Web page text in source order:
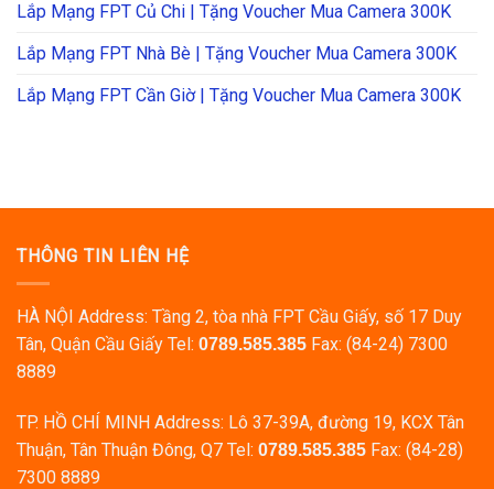
Lắp Mạng FPT Củ Chi | Tặng Voucher Mua Camera 300K
Lắp Mạng FPT Nhà Bè | Tặng Voucher Mua Camera 300K
Lắp Mạng FPT Cần Giờ | Tặng Voucher Mua Camera 300K
THÔNG TIN LIÊN HỆ
HÀ NỘI Address: Tầng 2, tòa nhà FPT Cầu Giấy, số 17 Duy
Tân, Quận Cầu Giấy Tel: 0789.585.385 Fax: (84-24) 7300
8889
TP. HỒ CHÍ MINH Address: Lô 37-39A, đường 19, KCX Tân
Thuận, Tân Thuận Đông, Q7 Tel: 0789.585.385 Fax: (84-28)
7300 8889